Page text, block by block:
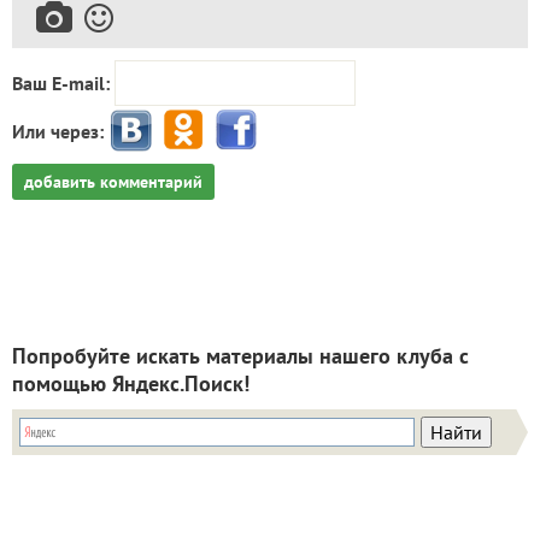
Ваш E-mail:
Или через:
добавить комментарий
Попробуйте искать материалы нашего клуба с
помощью Яндекс.Поиск!